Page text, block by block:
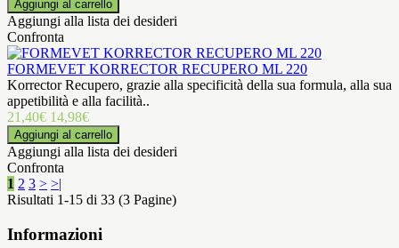
Aggiungi alla lista dei desideri
Confronta
FORMEVET KORRECTOR RECUPERO ML 220
Korrector Recupero, grazie alla specificità della sua formula, alla sua
appetibilità e alla facilità..
21,40€ 14,98€
Aggiungi alla lista dei desideri
Confronta
1 2 3 > >|
Risultati 1-15 di 33 (3 Pagine)
Informazioni